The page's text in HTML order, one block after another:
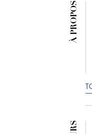
À PROPOS